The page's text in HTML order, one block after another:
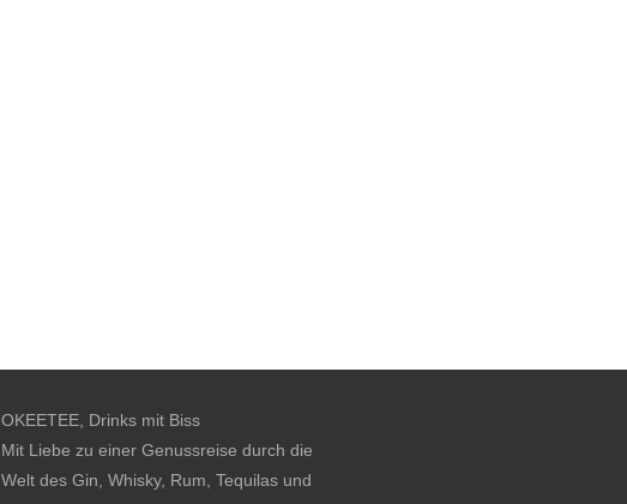
OKEETEE, Drinks mit Biss
Mit Liebe zu einer Genussreise durch die
Welt des Gin, Whisky, Rum, Tequilas und